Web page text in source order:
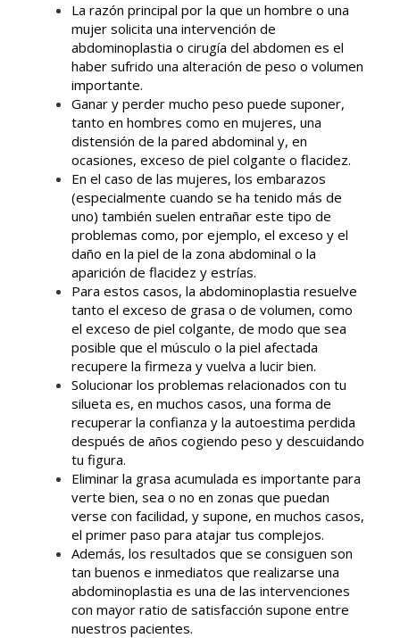
La razón principal por la que un hombre o una
mujer solicita una intervención de
abdominoplastia o cirugía del abdomen es el
haber sufrido una alteración de peso o volumen
importante.
Ganar y perder mucho peso puede suponer,
tanto en hombres como en mujeres, una
distensión de la pared abdominal y, en
ocasiones, exceso de piel colgante o flacidez.
En el caso de las mujeres, los embarazos
(especialmente cuando se ha tenido más de
uno) también suelen entrañar este tipo de
problemas como, por ejemplo, el exceso y el
daño en la piel de la zona abdominal o la
aparición de flacidez y estrías.
Para estos casos, la abdominoplastia resuelve
tanto el exceso de grasa o de volumen, como
el exceso de piel colgante, de modo que sea
posible que el músculo o la piel afectada
recupere la firmeza y vuelva a lucir bien.
Solucionar los problemas relacionados con tu
silueta es, en muchos casos, una forma de
recuperar la confianza y la autoestima perdida
después de años cogiendo peso y descuidando
tu figura.
Eliminar la grasa acumulada es importante para
verte bien, sea o no en zonas que puedan
verse con facilidad, y supone, en muchos casos,
el primer paso para atajar tus complejos.
Además, los resultados que se consiguen son
tan buenos e inmediatos que realizarse una
abdominoplastia es una de las intervenciones
con mayor ratio de satisfacción supone entre
nuestros pacientes.